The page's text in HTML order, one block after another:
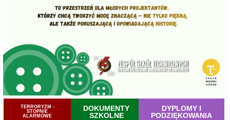
TERRORYZM -
STOPNIE
ALARMOWE
DOKUMENTY
SZKOLNE
DYPLOMY I
PODZIĘKOWANIA